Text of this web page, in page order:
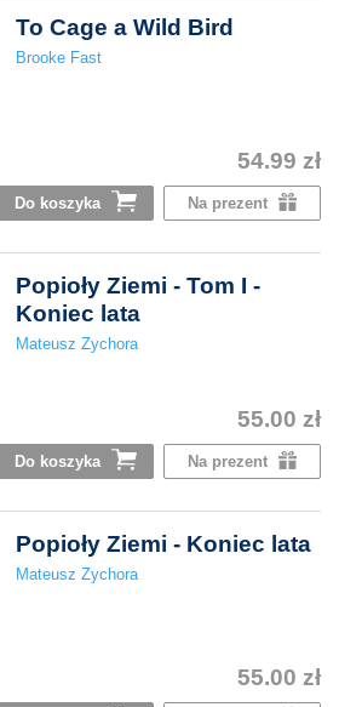
To Cage a Wild Bird
Brooke Fast
54.99 zł
Do koszyka Na prezent
Popioły Ziemi - Tom I -
Koniec lata
Mateusz Zychora
55.00 zł
Do koszyka Na prezent
Popioły Ziemi - Koniec lata
Mateusz Zychora
55.00 zł